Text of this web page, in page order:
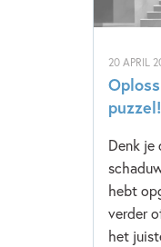
20 APRIL
puzzel!
Denk je
hebt
verder
het